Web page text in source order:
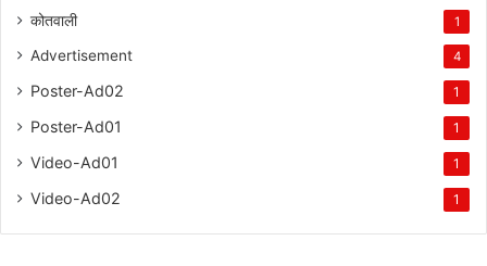
कोतवाली 1
Advertisement 4
Poster-Ad02 1
Poster-Ad01 1
Video-Ad01 1
Video-Ad02 1